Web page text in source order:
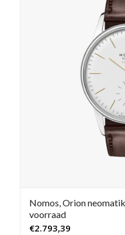
Nomos, Orion
voorraad
€2.793,39